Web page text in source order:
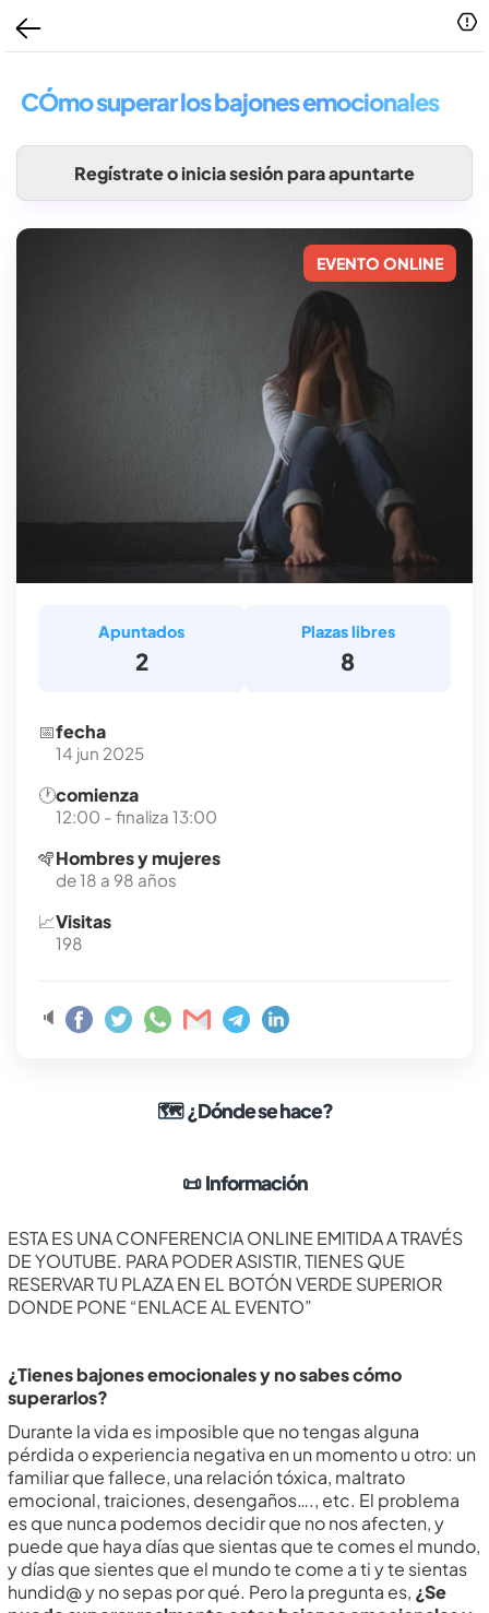
CÓmo superar los bajones emocionales
Regístrate o inicia sesión para apuntarte
EVENTO ONLINE
Apuntados
2
Plazas libres
8
📅fecha
14 jun 2025
🕐comienza
12:00 - finaliza 13:00
🪇Hombres y mujeres
de 18 a 98 años
📈Visitas
198
🔈
🗺¿Dónde se hace?
📜Información
ESTA ES UNA CONFERENCIA ONLINE EMITIDA A TRAVÉS
DE YOUTUBE. PARA PODER ASISTIR, TIENES QUE
RESERVAR TU PLAZA EN EL BOTÓN VERDE SUPERIOR
DONDE PONE “ENLACE AL EVENTO”
¿Tienes bajones emocionales y no sabes cómo
superarlos?
Durante la vida es imposible que no tengas alguna
pérdida o experiencia negativa en un momento u otro: un
familiar que fallece, una relación tóxica, maltrato
emocional, traiciones, desengaños…., etc. El problema
es que nunca podemos decidir que no nos afecten, y
puede que haya días que sientas que te comes el mundo,
y días que sientes que el mundo te come a ti y te sientas
hundid@ y no sepas por qué. Pero la pregunta es, ¿Se